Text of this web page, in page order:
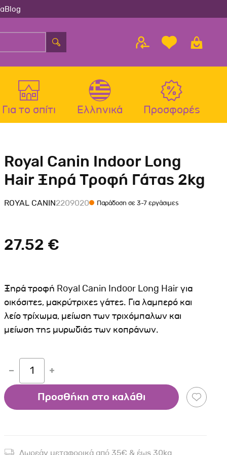
Blog
Μπολ-Ταιστρες-Ποτίστρες Σκύλου
Περιλαίμια Σκύλου
Σαμαράκια Σκύλου
Αλυσίδες-Φίμωτρα Σκύλου
Ρουχαλάκια Σκύλου
Ταυτότητες Σκύλου
Κουδουνάκια Σκύλου
Εκπαίδευση Σκύλου
Μπολ-Ταιστρες-Ποτίστρες Γάτας
Περιλαίμια-Σαμαράκια Γάτας
Παιχνίδια Γάτας
Οδηγοί Γάτας
Για το σπίτι Ελληνικά Προσφορές
Royal Canin Indoor Long
Hair Ξηρά Τροφή Γάτας 2kg
ROYAL CANIN2209020 Παράδοση σε 3-7 εργάσιμες
27.52 €
Ξηρά τροφή Royal Canin Indoor Long Hair για
οικόσιτες, μακρύτριχες γάτες. Για λαμπερό και
λείο τρίχωμα, μείωση των τριχόμπαλων και
μείωση της μυρωδιάς των κοπράνων.
1
Προσθήκη στο καλάθι
Δωρεάν μεταφορικά από 35€ & έως 30kg